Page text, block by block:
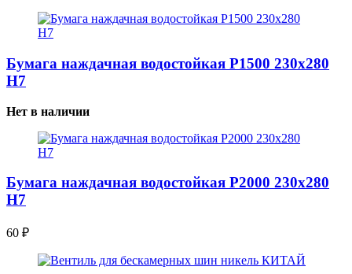
Бумага наждачная водостойкая P1500 230x280
H7
Нет в наличии
Бумага наждачная водостойкая P2000 230x280
H7
60 ₽